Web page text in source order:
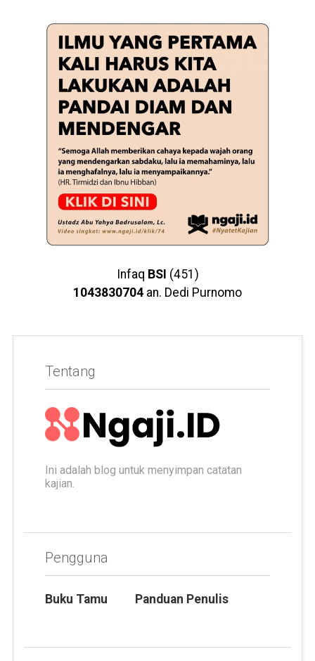
Infaq BSI (451)
1043830704 an. Dedi Purnomo
Tentang
Ini adalah blog untuk menyimpan catatan
kajian.
Pengguna
Buku Tamu Panduan Penulis